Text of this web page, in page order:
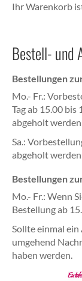
Ihr Warenkorb
Bestell- und
Bestellungen
Mo.- Fr.:
Tag ab 15.00
abgeholt
Sa.:
abgeholt
Bestellungen
Mo.- Fr.: Wenn
Bestellung ab
Sollte einmal
umgehend
haben werden.